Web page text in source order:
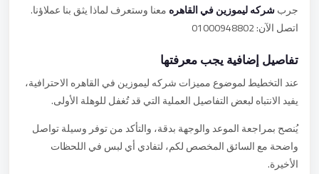
جربشركه ليموزين في القاهرهمعنا وستعرف لماذا يثق بنا عملاؤنا.
اتصل الآن: 01000948802
تفاصيل إضافية يجب معرفتها
عند التخطيط لموضوع مميزات شركه ليموزين في القاهره الاحترافية،
يفيد الانتباه لبعض التفاصيل العملية التي قد تُغفل للوهلة الأولى.
يُنصح بمراجعة الموعد والوجهة بدقة، والتأكد من توفر وسيلة تواصل
واضحة مع السائق المخصص لكم، لتفادي أي لبس في اللحظات
الأخيرة.